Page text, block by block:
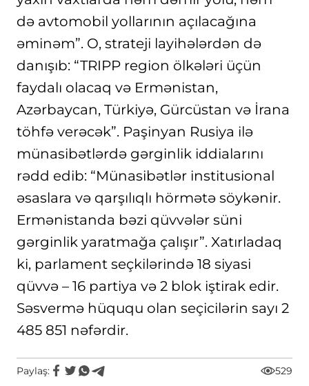
də avtomobil yollarının açılacağına
əminəm”. O, strateji layihələrdən də
danışıb: “TRIPP region ölkələri üçün
faydalı olacaq və Ermənistan,
Azərbaycan, Türkiyə, Gürcüstan və İrana
töhfə verəcək”. Paşinyan Rusiya ilə
münasibətlərdə gərginlik iddialarını
rədd edib: “Münasibətlər institusional
əsaslara və qarşılıqlı hörmətə söykənir.
Ermənistanda bəzi qüvvələr süni
gərginlik yaratmağa çalışır”. Xatırladaq
ki, parlament seçkilərində 18 siyasi
qüvvə – 16 partiya və 2 blok iştirak edir.
Səsvermə hüququ olan seçicilərin sayı 2
485 851 nəfərdir.
Paylaş: 529